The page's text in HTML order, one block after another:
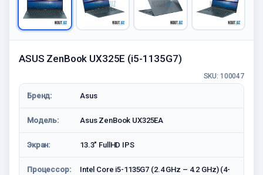
ASUS ZenBook UX325E (i5-1135G7)
SKU: 100047
Бренд: Asus
Модель: Asus ZenBook UX325EA
Экран: 13.3" FullHD IPS
Процессор:
Intel Core i5-1135G7 (2.4 GHz – 4.2 GHz) (4-